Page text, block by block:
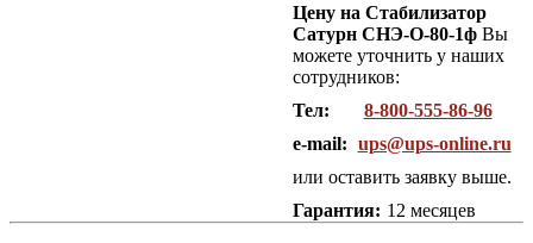
Цену на Стабилизатор
Сатурн СНЭ-О-80-1ф Вы
можете уточнить у наших
сотрудников:
Тел:
8-800-555-86-96
e-mail: ups@ups-online.ru
или оставить заявку выше.
Гарантия: 12 месяцев